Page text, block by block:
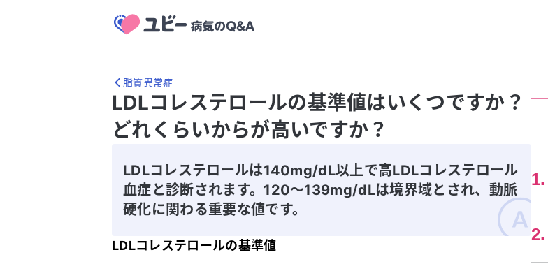
脂質異常症
LDLコレステロールの基準値はいくつですか？
どれくらいからが高いですか？
LDLコレステロールは140mg/dL以上で高LDLコレステロール
血症と診断されます。120〜139mg/dLは境界域とされ、動脈
硬化に関わる重要な値です。
LDLコレステロールの基準値
1.
2.